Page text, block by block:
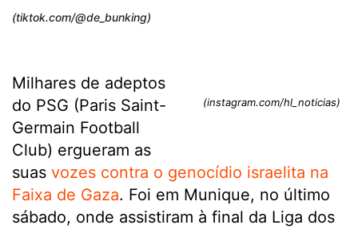
(tiktok.com/@de_bunking)
(instagram.com/hl_noticias)
Milhares de adeptos
do PSG (Paris Saint-
Germain Football
Club) ergueram as
suas vozes contra o genocídio israelita na
Faixa de Gaza. Foi em Munique, no último
sábado, onde assistiram à final da Liga dos